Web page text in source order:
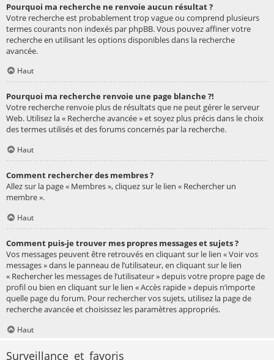
Pourquoi ma recherche ne renvoie aucun résultat ?
Votre recherche est probablement trop vague ou comprend plusieurs
termes courants non indexés par phpBB. Vous pouvez affiner votre
recherche en utilisant les options disponibles dans la recherche
avancée.
Haut
Pourquoi ma recherche renvoie une page blanche ?!
Votre recherche renvoie plus de résultats que ne peut gérer le serveur
Web. Utilisez la « Recherche avancée » et soyez plus précis dans le choix
des termes utilisés et des forums concernés par la recherche.
Haut
Comment rechercher des membres ?
Allez sur la page « Membres », cliquez sur le lien « Rechercher un
membre ».
Haut
Comment puis-je trouver mes propres messages et sujets ?
Vos messages peuvent être retrouvés en cliquant sur le lien « Voir vos
messages » dans le panneau de l’utilisateur, en cliquant sur le lien
« Rechercher les messages de l’utilisateur » depuis votre propre page de
profil ou bien en cliquant sur le lien « Accès rapide » depuis n’importe
quelle page du forum. Pour rechercher vos sujets, utilisez la page de
recherche avancée et choisissez les paramètres appropriés.
Haut
Surveillance et favoris